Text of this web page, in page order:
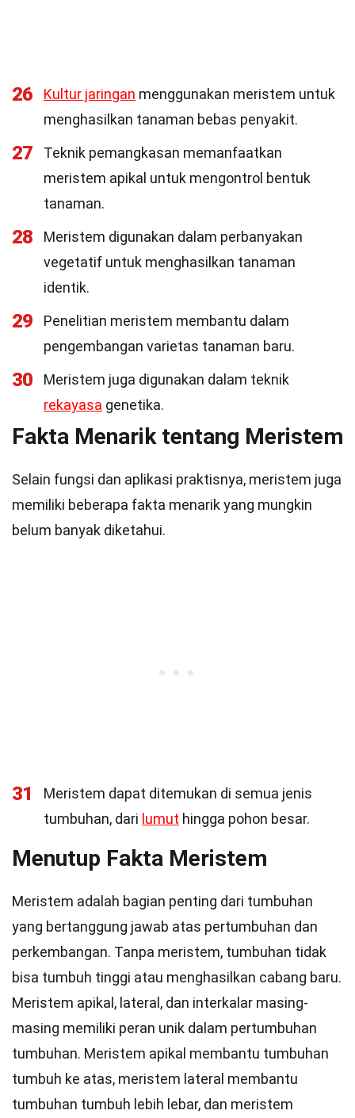
26 Kultur jaringan menggunakan meristem untuk
menghasilkan tanaman bebas penyakit.
27
Teknik pemangkasan memanfaatkan
meristem apikal untuk mengontrol bentuk
tanaman.
28
Meristem digunakan dalam perbanyakan
vegetatif untuk menghasilkan tanaman
identik.
29
Penelitian meristem membantu dalam
pengembangan varietas tanaman baru.
30
Meristem juga digunakan dalam teknik
rekayasa genetika.
Fakta Menarik tentang Meristem
Selain fungsi dan aplikasi praktisnya, meristem juga
memiliki beberapa fakta menarik yang mungkin
belum banyak diketahui.
31
Meristem dapat ditemukan di semua jenis
tumbuhan, dari lumut hingga pohon besar.
Menutup Fakta Meristem
Meristem adalah bagian penting dari tumbuhan
yang bertanggung jawab atas pertumbuhan dan
perkembangan. Tanpa meristem, tumbuhan tidak
bisa tumbuh tinggi atau menghasilkan cabang baru.
Meristem apikal, lateral, dan interkalar masing-
masing memiliki peran unik dalam pertumbuhan
tumbuhan. Meristem apikal membantu tumbuhan
tumbuh ke atas, meristem lateral membantu
tumbuhan tumbuh lebih lebar, dan meristem